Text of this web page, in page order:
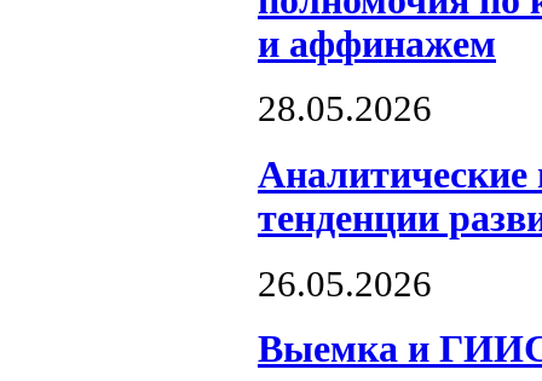
и аффинажем
28.05.2026
тенденции
26.05.2026
Выемка и